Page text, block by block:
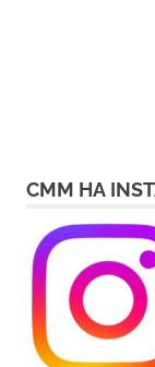
СММ НА